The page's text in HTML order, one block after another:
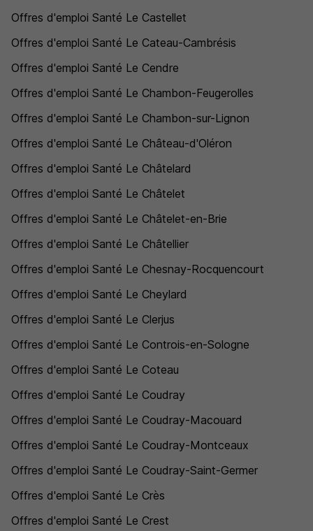
Offres d'emploi Santé Le Castellet
Offres d'emploi Santé Le Cateau-Cambrésis
Offres d'emploi Santé Le Cendre
Offres d'emploi Santé Le Chambon-Feugerolles
Offres d'emploi Santé Le Chambon-sur-Lignon
Offres d'emploi Santé Le Château-d'Oléron
Offres d'emploi Santé Le Châtelard
Offres d'emploi Santé Le Châtelet
Offres d'emploi Santé Le Châtelet-en-Brie
Offres d'emploi Santé Le Châtellier
Offres d'emploi Santé Le Chesnay-Rocquencourt
Offres d'emploi Santé Le Cheylard
Offres d'emploi Santé Le Clerjus
Offres d'emploi Santé Le Controis-en-Sologne
Offres d'emploi Santé Le Coteau
Offres d'emploi Santé Le Coudray
Offres d'emploi Santé Le Coudray-Macouard
Offres d'emploi Santé Le Coudray-Montceaux
Offres d'emploi Santé Le Coudray-Saint-Germer
Offres d'emploi Santé Le Crès
Offres d'emploi Santé Le Crest